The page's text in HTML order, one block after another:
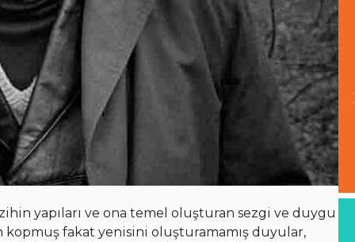
yapıları ve ona temel oluşturan sezgi ve duygu
fakat yenisini oluşturamamış duyular,